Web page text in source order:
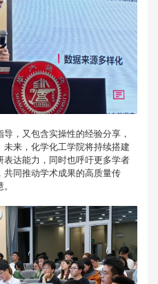
，又包含实操性的经验分享，
来，化学化工学院将持续搭建
达能力，同时也呼吁更多学者
共同推动学术成果的高质量传